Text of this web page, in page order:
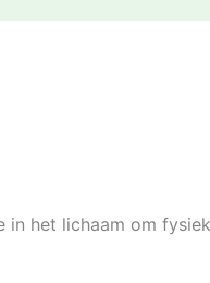
het lichaam om